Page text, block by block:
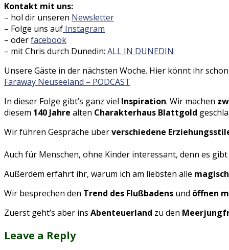
Kontakt mit uns:
– hol dir unseren Newsletter
– Folge uns auf Instagram
– oderfacebook
– mit Chris durch Dunedin: ALL IN DUNEDIN
Unsere Gäste in der nächsten Woche. Hier könnt ihr
Faraway Neuseeland – PODCAST
In dieser Folge gibt’s ganz viel Inspiration. Wir machen
diesem 140 Jahre alten Charakterhaus Blattgold
Wir führen Gespräche überverschiedene
Auch für Menschen, ohne Kinder interessant, denn es
Außerdem erfahrt ihr, warum ich am liebsten alle
Wir besprechen den Trend des Flußbadens und öffnen
Zuerst geht’s aber ins Abenteuerland zu den
Leave a Reply